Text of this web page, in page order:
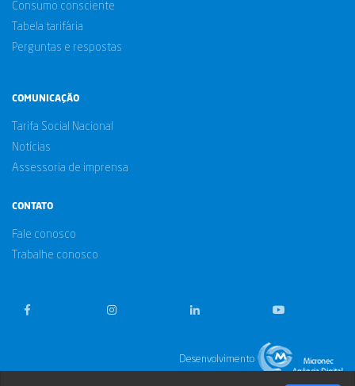
Consumo consciente
Tabela tarifária
Perguntas e respostas
COMUNICAÇÃO
Tarifa Social Nacional
Notícias
Assessoria de imprensa
CONTATO
Fale conosco
Trabalhe conosco
Desenvolvimento